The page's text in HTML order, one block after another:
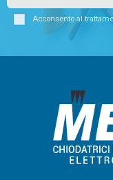
Acconsento al